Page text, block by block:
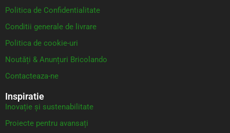
Politica de Confidentialitate
Conditii generale de livrare
Politica de cookie-uri
Noutăți & Anunțuri Bricolando
Contacteaza-ne
Inspiratie
Inovație și sustenabilitate
Proiecte pentru avansați